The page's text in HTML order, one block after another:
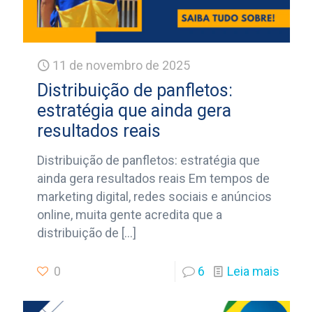
11 de novembro de 2025
Distribuição de panfletos:
estratégia que ainda gera
resultados reais
Distribuição de panfletos: estratégia que
ainda gera resultados reais Em tempos de
marketing digital, redes sociais e anúncios
online, muita gente acredita que a
distribuição de […]
0 6 Leia mais